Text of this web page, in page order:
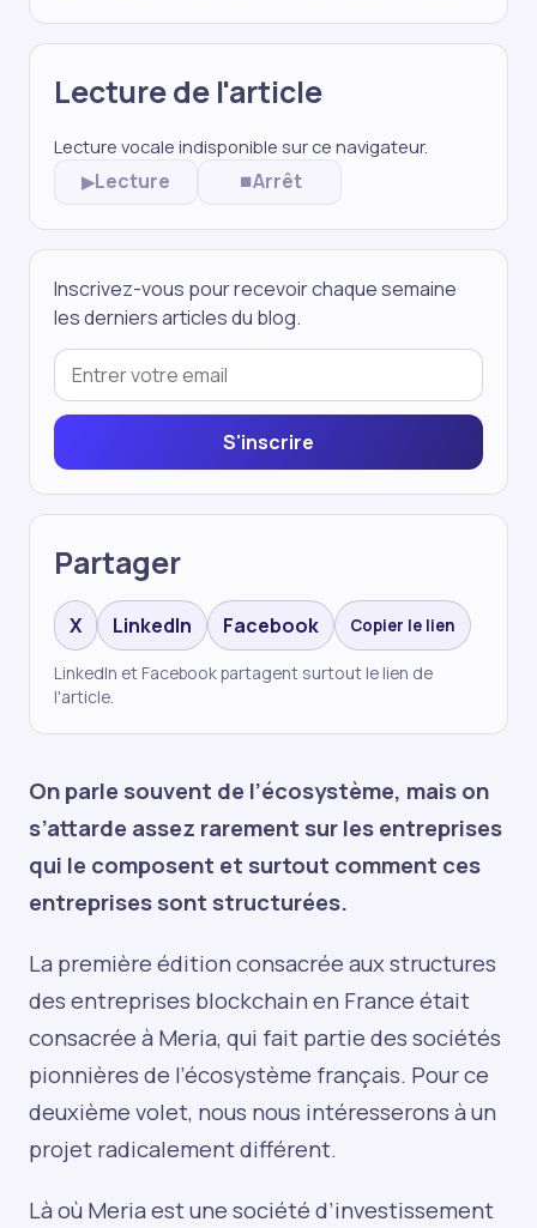
Lecture de l'article
Lecture vocale indisponible sur ce navigateur.
▶Lecture ⏹Arrêt
Inscrivez-vous pour recevoir chaque semaine
les derniers articles du blog.
S'inscrire
Partager
X LinkedIn Facebook Copier le lien
LinkedIn et Facebook partagent surtout le lien de
l'article.
On parle souvent de l’écosystème, mais on
s’attarde assez rarement sur les entreprises
qui le composent et surtout comment ces
entreprises sont structurées.
La première édition consacrée aux structures
des entreprises blockchain en France était
consacrée à Meria, qui fait partie des sociétés
pionnières de l’écosystème français. Pour ce
deuxième volet, nous nous intéresserons à un
projet radicalement différent.
Là où Meria est une société d’investissement